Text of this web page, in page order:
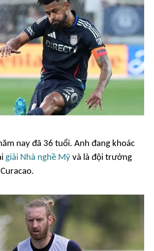
nay đã 36 tuổi. Anh đang khoác
giải Nhà nghề Mỹ và là đội trưởng